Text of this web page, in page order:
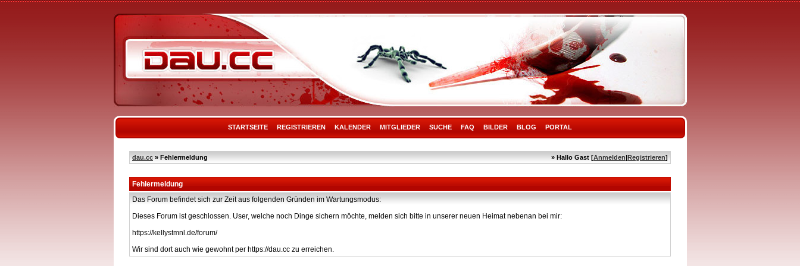
STARTSEITE REGISTRIEREN KALENDER MITGLIEDER SUCHE FAQ BILDER BLOG PORTAL
dau.cc » Fehlermeldung » Hallo Gast [Anmelden|Registrieren]
Fehlermeldung
Das Forum befindet sich zur Zeit aus folgenden Gründen im Wartungsmodus:
Dieses Forum ist geschlossen. User, welche noch Dinge sichern möchte, melden sich bitte in unserer neuen Heimat nebenan bei mir:
https://kellystmnl.de/forum/
Wir sind dort auch wie gewohnt per https://dau.cc zu erreichen.